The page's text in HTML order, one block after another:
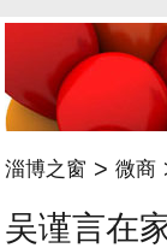
淄博之窗 > 微商
吴谨言在